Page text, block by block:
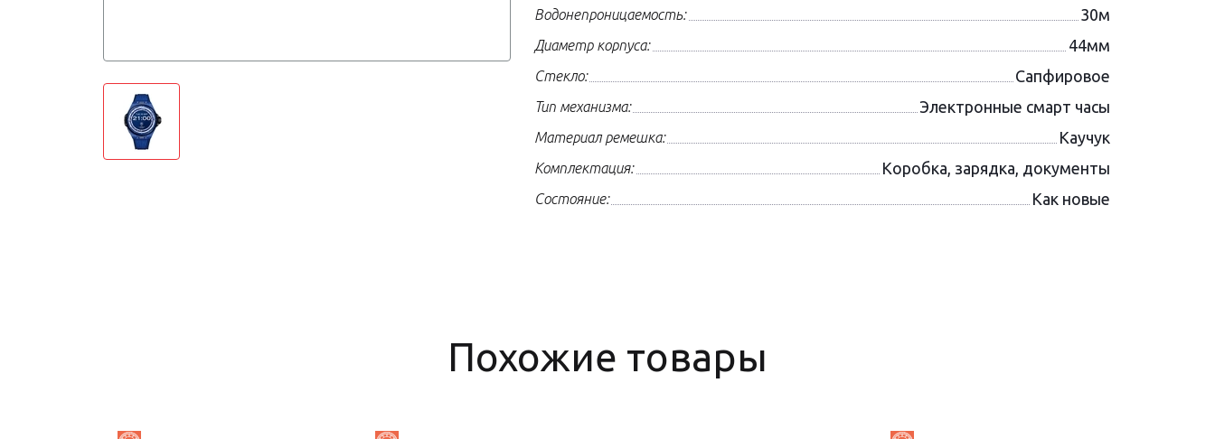
Водонепроницаемость: 30м
Диаметр корпуса: 44мм
Стекло: Сапфировое
Тип механизма: Электронные смарт часы
Материал ремешка: Каучук
Комплектация: Коробка, зарядка, документы
Состояние: Как новые
Похожие товары